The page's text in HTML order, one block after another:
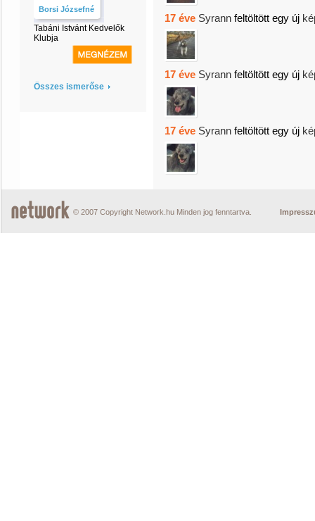
Borsi Józsefné
Tabáni Istvánt Kedvelők
Klubja
Összes ismerőse
17 éve Syrann feltöltött egy új
17 éve Syrann feltöltött egy új
17 éve Syrann feltöltött egy új
© 2007 Copyright Network.hu Minden jog fenntartva.